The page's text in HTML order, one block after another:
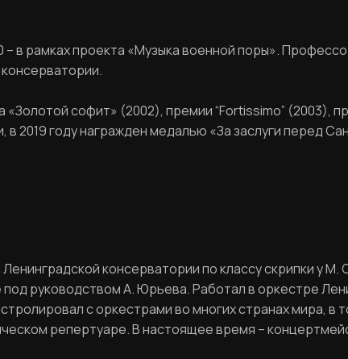
– в рамках проекта «Музыка военной поры».
софит» (2002), премии “Fortissimo” (2003),
2019 году награжден медалью «За заслуги перед
консерватории по классу скрипки у М.
руководством А. Юрьева. Работал в оркестре
с оркестрами во многих странах мира, в
репертуаре. В настоящее время –